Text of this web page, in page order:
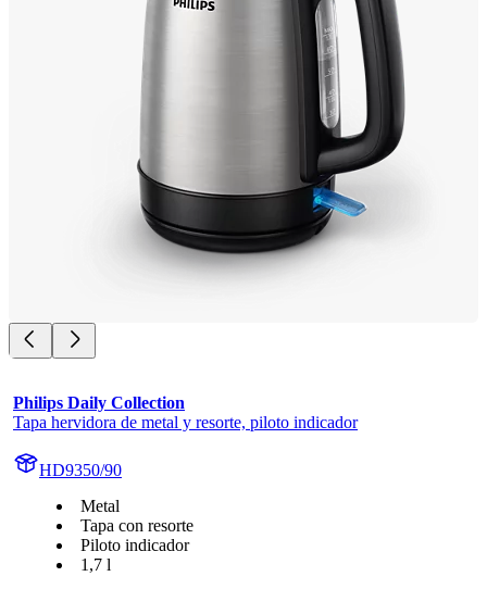
Philips Daily Collection
Tapa hervidora de metal y resorte, piloto indicador
HD9350/90
Metal
Tapa con resorte
Piloto indicador
1,7 l